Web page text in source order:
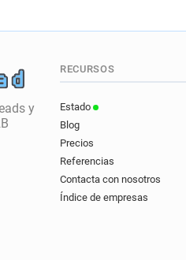
y
RECURSOS
Estado
Blog
Precios
Referencias
Contacta con nosotros
Índice de empresas